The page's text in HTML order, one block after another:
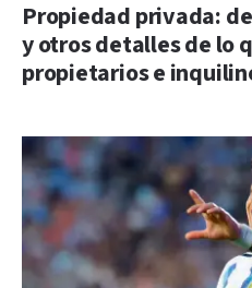
Propiedad privada:
y otros detalles de lo
propietarios e